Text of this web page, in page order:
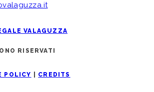
VALAGUZZA
RISERVATI
POLICY CREDITS